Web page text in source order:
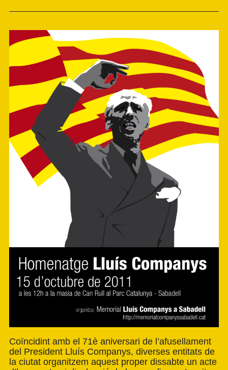
Coïncidint amb el 71è aniversari de l’afusellament
del President Lluís Companys, diverses entitats de
la ciutat organitzem aquest proper dissabte un acte